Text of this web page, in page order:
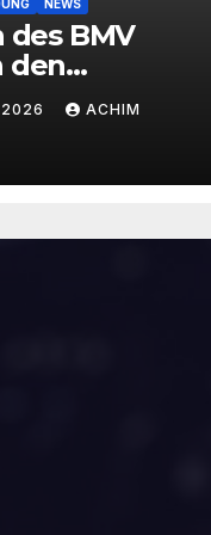
NEWS
BMV
den
2026 ACHIM